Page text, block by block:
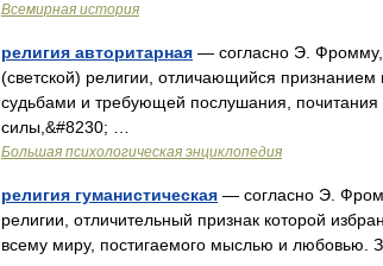
Всемирная история
религия авторитарная — согласно Э. Фромму,
(светской) религии, отличающийся
судьбами и требующей послушания, почитания
силы,&#8230; …
Большая психологическая энциклопедия
религия гуманистическая — согласно Э.
религии, отличительный признак которой
всему миру, постигаемого мыслью и любовью.